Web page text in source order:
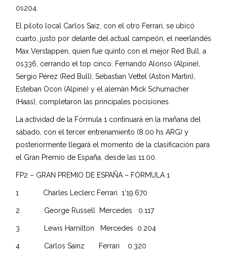
0s204.
El piloto local Carlos Saiz, con el otro Ferrari, se ubicó
cuarto, justo por delante del actual campeón, el neerlandés
Max Verstappen, quien fue quinto con el mejor Red Bull, a
0s336, cerrando el top cinco. Fernando Alonso (Alpine),
Sergio Pérez (Red Bull), Sebastian Vettel (Aston Martin),
Esteban Ocon (Alpine) y el alemán Mick Schumacher
(Haas), completaron las principales pocisiones.
La actividad de la Fórmula 1 continuará en la mañana del
sábado, con el tercer entrenamiento (8.00 hs ARG) y
posteriormente llegará el momento de la clasificación para
el Gran Premio de España, desde las 11.00.
FP2 – GRAN PREMIO DE ESPAÑA – FÓRMULA 1
1 Charles Leclerc Ferrari 1’19.670
2 George Russell Mercedes 0.117
3 Lewis Hamilton Mercedes 0.204
4 Carlos Sainz Ferrari 0.320